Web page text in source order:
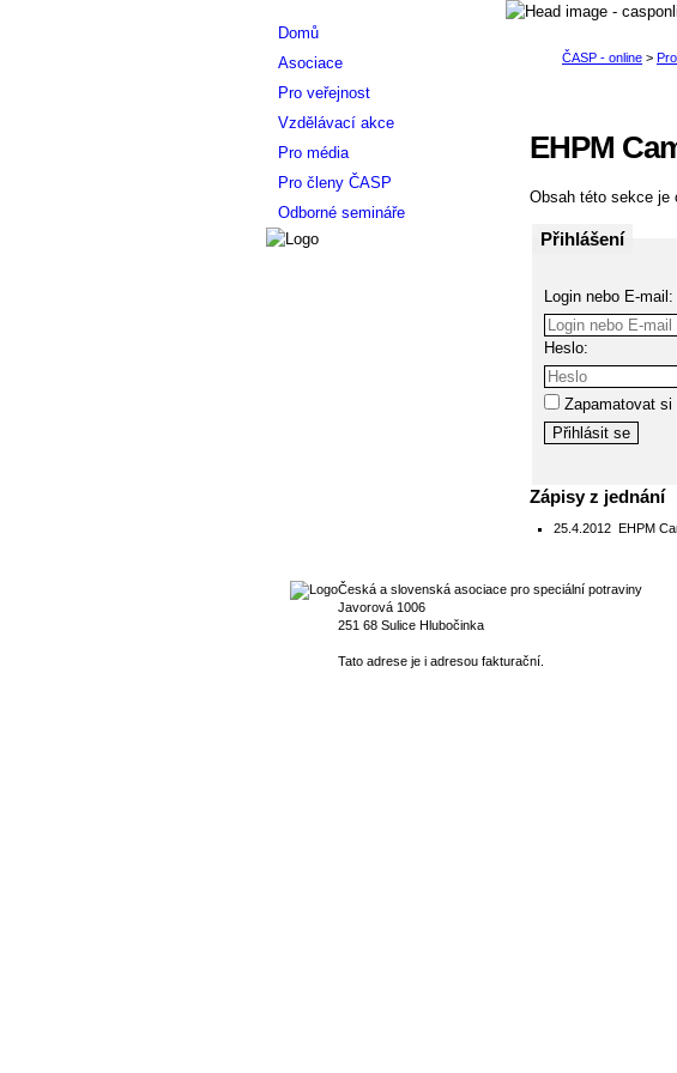
EHPM
Obsah této sekce je
Přihlášení
Login nebo E-mail:
Heslo:
Zapamatovat
Zápisy z jednání
25.4.2012 EHPM
Domů
Asociace
Pro veřejnost
Vzdělávací akce
Pro média
Pro členy ČASP
Odborné semináře
Česká a slovenská asociace pro speciální potraviny
Javorová 1006
251 68 Sulice Hlubočinka
Tato adrese je i adresou fakturační.